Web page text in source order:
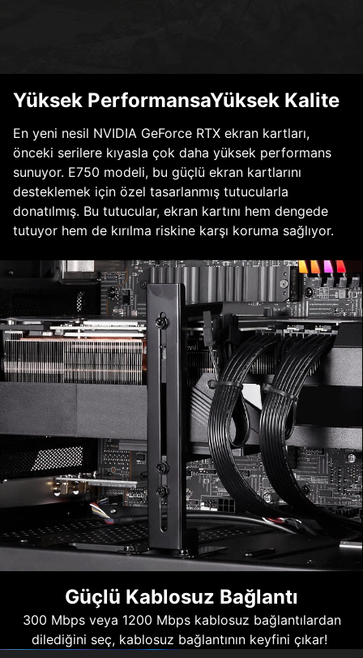
Yüksek PerformansaYüksek Kalite
En yeni nesil NVIDIA GeForce RTX ekran kartları,
önceki serilere kıyasla çok daha yüksek performans
sunuyor. E750 modeli, bu güçlü ekran kartlarını
desteklemek için özel tasarlanmış tutucularla
donatılmış. Bu tutucular, ekran kartını hem dengede
tutuyor hem de kırılma riskine karşı koruma sağlıyor.
Güçlü Kablosuz Bağlantı
300 Mbps veya 1200 Mbps kablosuz bağlantılardan
dilediğini seç, kablosuz bağlantının keyfini çıkar!